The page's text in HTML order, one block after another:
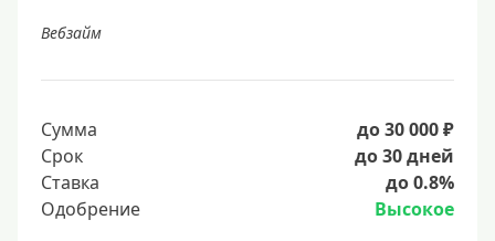
Вебзайм
Сумма
до 30 000 ₽
Срок
до 30 дней
Ставка
до 0.8%
Одобрение
Высокое